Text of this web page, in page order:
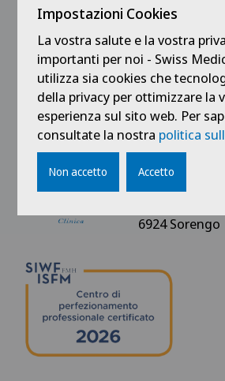
I nostri partner
Impressum
Protezione dei dati
6924 Sorengo
Impostazioni Cookies
La vostra salute e la vostra
importanti per noi - Swiss
utilizza sia cookies che
della privacy per ottimizzare la
esperienza sul sito web. Per
consultate la nostra politica
Non accetto Accetto